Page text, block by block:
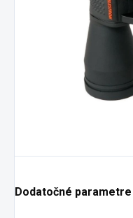
Dodatočné parametre